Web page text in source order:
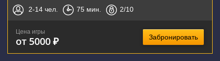
2-14 чел. 75 мин. 2/10
Цена игры
от 5000 ₽ Забронировать